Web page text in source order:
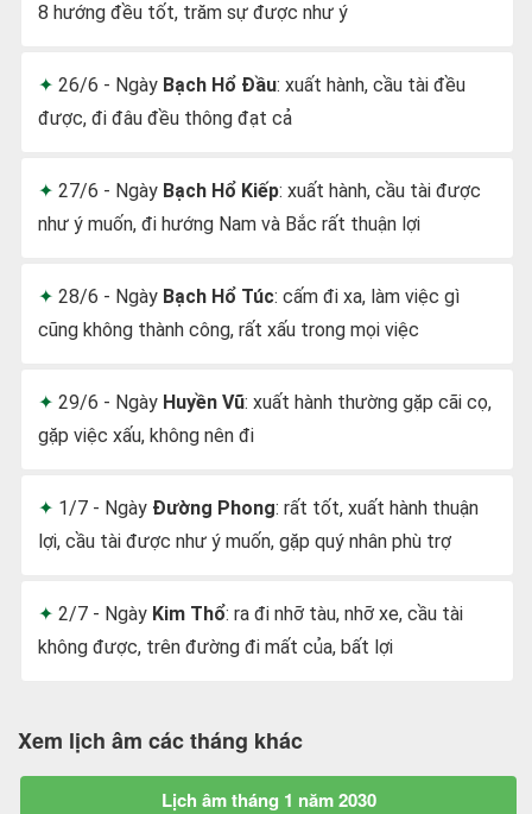
8 hướng đều tốt, trăm sự được như ý
26/6 - Ngày Bạch Hổ Đầu: xuất hành, cầu tài đều
được, đi đâu đều thông đạt cả
27/6 - Ngày Bạch Hổ Kiếp: xuất hành, cầu tài được
như ý muốn, đi hướng Nam và Bắc rất thuận lợi
28/6 - Ngày Bạch Hổ Túc: cấm đi xa, làm việc gì
cũng không thành công, rất xấu trong mọi việc
29/6 - Ngày Huyền Vũ: xuất hành thường gặp cãi cọ,
gặp việc xấu, không nên đi
1/7 - Ngày Đường Phong: rất tốt, xuất hành thuận
lợi, cầu tài được như ý muốn, gặp quý nhân phù trợ
2/7 - Ngày Kim Thổ: ra đi nhỡ tàu, nhỡ xe, cầu tài
không được, trên đường đi mất của, bất lợi
Xem lịch âm các tháng khác
Lịch âm tháng 1 năm 2030